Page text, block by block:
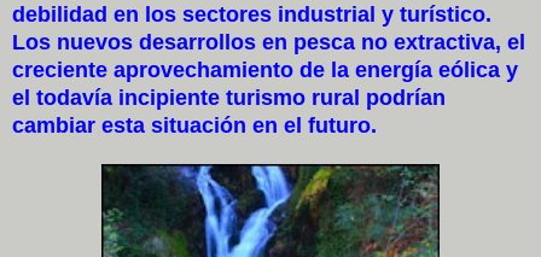
debilidad en los sectores industrial y turístico.
Los nuevos desarrollos en pesca no extractiva, el
creciente aprovechamiento de la energía eólica y
el todavía incipiente turismo rural podrían
cambiar esta situación en el futuro.